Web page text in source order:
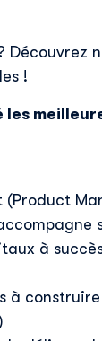
!
les
(Product
à
à